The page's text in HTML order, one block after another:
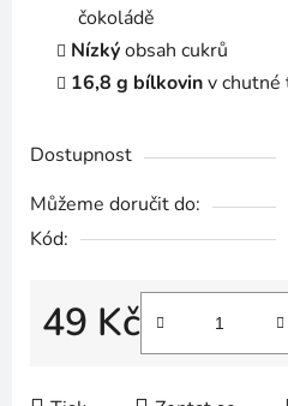
čokoládě
Nízkýobsah cukrů
16,8 g bílkovinv chutné
Dostupnost
Můžeme doručit do:
Kód:
49 Kč
Měrná cena: